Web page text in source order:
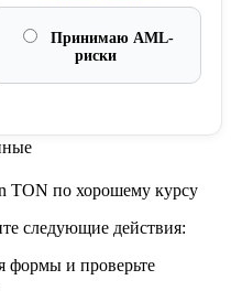
Принимаю AML-
риски
TON по хорошему курсу
следующие действия:
формы и проверьте